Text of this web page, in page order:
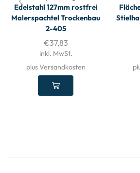
Edelstahl 127mm rostfrei
Malerspachtel Trockenbau
2-405
€37,83
inkl. MwSt.
plus Versandkosten